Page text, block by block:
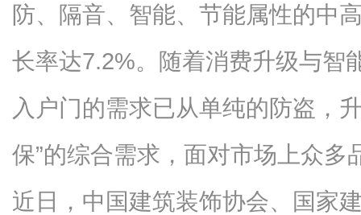
防、隔音、智能、节能属性的中
长率达7.2%。随着消费升级与智
入户门的需求已从单纯的防盗，
保”的综合需求，面对市场上众
近日，中国建筑装饰协会、国家